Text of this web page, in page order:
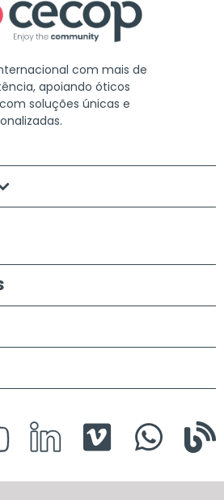
com mais de
apoiando óticos
soluções únicas e